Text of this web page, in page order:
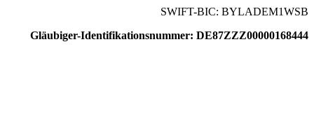
SWIFT-BIC: BYLADEM1WSB
Gläubiger-Identifikationsnummer: DE87ZZZ00000168444